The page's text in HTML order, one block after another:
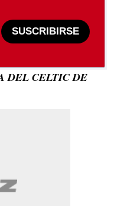
SUSCRIBIRSE
DEL CELTIC DE